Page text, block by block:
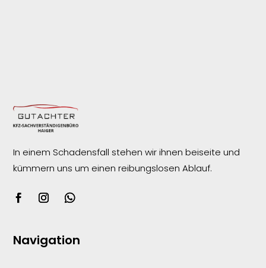
In einem Schadensfall stehen wir ihnen beiseite und
kümmern uns um einen reibungslosenAblauf.
Navigation